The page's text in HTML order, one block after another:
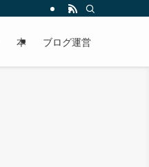
本 ブログ運営